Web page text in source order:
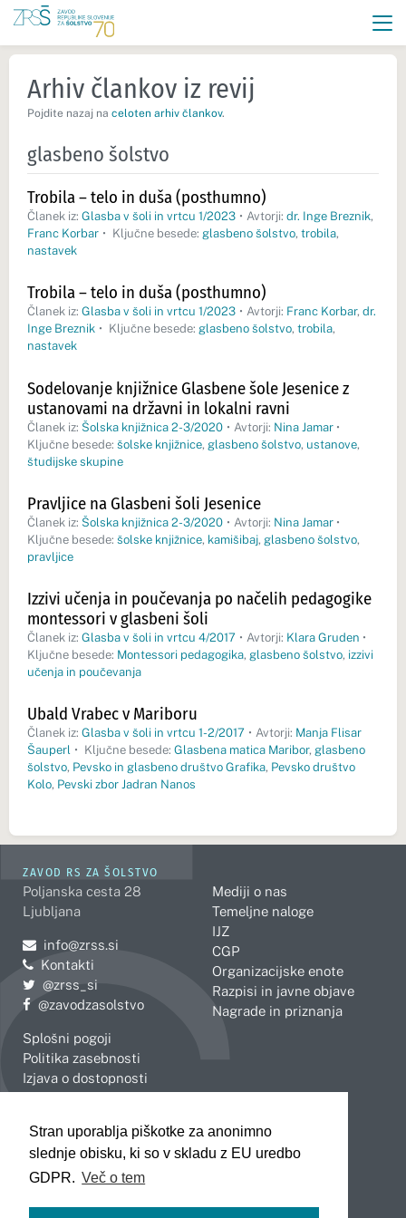
Stran uporablja piškotke za anonimno
slednje obisku, ki so v skladu z EU uredbo
GDPR. Več o tem
Arhiv člankov iz revij
Pojdite nazaj na celoten arhiv člankov.
glasbeno šolstvo
Trobila – telo in duša (posthumno)
Članek iz: Glasba v šoli in vrtcu 1/2023 • Avtorji: dr. Inge Breznik,
Franc Korbar • Ključne besede: glasbeno šolstvo, trobila,
nastavek
Trobila – telo in duša (posthumno)
Članek iz: Glasba v šoli in vrtcu 1/2023 • Avtorji: Franc Korbar, dr.
Inge Breznik • Ključne besede: glasbeno šolstvo, trobila,
nastavek
Sodelovanje knjižnice Glasbene šole Jesenice z
ustanovami na državni in lokalni ravni
Članek iz: Šolska knjižnica 2-3/2020 • Avtorji: Nina Jamar •
Ključne besede: šolske knjižnice, glasbeno šolstvo, ustanove,
študijske skupine
Pravljice na Glasbeni šoli Jesenice
Članek iz: Šolska knjižnica 2-3/2020 • Avtorji: Nina Jamar •
Ključne besede: šolske knjižnice, kamišibaj, glasbeno šolstvo,
pravljice
Izzivi učenja in poučevanja po načelih pedagogike
montessori v glasbeni šoli
Članek iz: Glasba v šoli in vrtcu 4/2017 • Avtorji: Klara Gruden •
Ključne besede: Montessori pedagogika, glasbeno šolstvo, izzivi
učenja in poučevanja
Ubald Vrabec v Mariboru
Članek iz: Glasba v šoli in vrtcu 1-2/2017 • Avtorji: Manja Flisar
Šauperl • Ključne besede: Glasbena matica Maribor, glasbeno
šolstvo, Pevsko in glasbeno društvo Grafika, Pevsko društvo
Kolo, Pevski zbor Jadran Nanos
ZAVOD RS ZA ŠOLSTVO
Poljanska cesta 28
Ljubljana
Pošljite e-mail na
info@zrss.si
Kontakti
Pojdite na Twitter:
@zrss_si
Pojdite na Facebook:
@zavodzasolstvo
Splošni pogoji
Politika zasebnosti
Izjava o dostopnosti
Mediji o nas
Temeljne naloge
IJZ
CGP
Organizacijske enote
Razpisi in javne objave
Nagrade in priznanja
Celje
Koper
Kranj
Novo mesto
Slovenj Gradec